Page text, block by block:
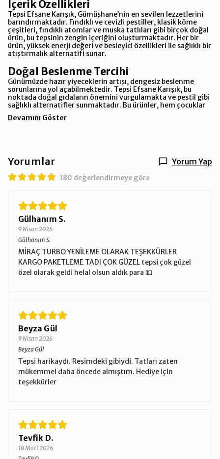
İçerik Özellikleri
Tepsi Efsane Karışık, Gümüşhane’nin en sevilen lezzetlerini
barındırmaktadır. Fındıklı ve cevizli pestiller, klasik köme
çeşitleri, fındıklı atomlar ve muska tatlıları gibi birçok doğal
ürün, bu tepsinin zengin içeriğini oluşturmaktadır. Her bir
ürün, yüksek enerji değeri ve besleyici özellikleri ile sağlıklı bir
atıştırmalık alternatifi sunar.
Doğal Beslenme Tercihi
Günümüzde hazır yiyeceklerin artışı, dengesiz beslenme
sorunlarına yol açabilmektedir. Tepsi Efsane Karışık, bu
noktada doğal gıdaların önemini vurgulamakta ve pestil gibi
sağlıklı alternatifler sunmaktadır. Bu ürünler, hem çocuklar
Devamını Göster
Yorumlar Yorum Yap
180 değerlendirmeye göre
Gülhanım S.
9 Nisan 2026
Gülhanım S.
MİRAÇ TURBO YENİLEME OLARAK TEŞEKKÜRLER
KARGO PAKETLEME TADI ÇOK GÜZEL tepsi çok güzel
özel olarak geldi helal olsun aldık para 💵
Beyza Gül
9 Nisan 2026
Beyza Gül
Tepsi harikaydı. Resimdeki gibiydi. Tatları zaten
mükemmel daha öncede almıştım. Hediye için
teşekkürler
Tevfik D.
18 Mart 2026